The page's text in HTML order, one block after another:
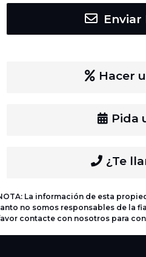
Hacer
Pida
¿Te
La información de esta
no somos responsables de la
contacte con nosotros para